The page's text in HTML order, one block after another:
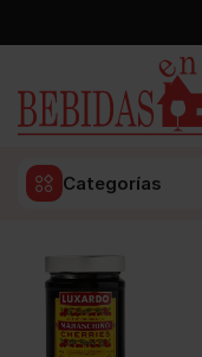
Categorías